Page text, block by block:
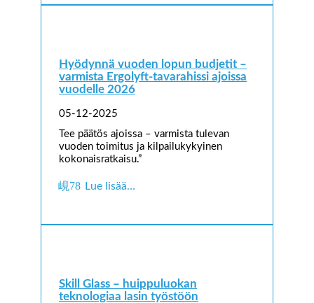
Hyödynnä vuoden lopun budjetit –
varmista Ergolyft-tavarahissi ajoissa
vuodelle 2026
05-12-2025
Tee päätös ajoissa – varmista tulevan
vuoden toimitus ja kilpailukykyinen
kokonaisratkaisu.”
Lue lisää…
Skill Glass – huippuluokan
teknologiaa lasin työstöön